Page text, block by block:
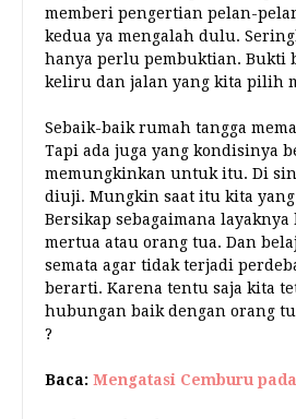
memberi pengertian pelan-
kedua ya mengalah dulu.
hanya perlu pembuktian. Bukti
keliru dan jalan yang kita pilih
Sebaik-baik rumah tangga
Tapi ada juga yang kondisinya
memungkinkan untuk itu. Di
diuji. Mungkin saat itu kita
Bersikap sebagaimana
mertua atau orang tua. Dan
semata agar tidak terjadi
berarti. Karena tentu saja kita
hubungan baik dengan orang
?
Baca: Mengatasi Cemburu